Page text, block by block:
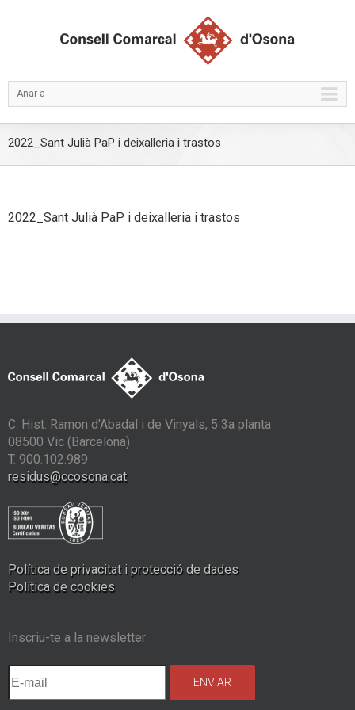
Anar a
2022_Sant Julià PaP i deixalleria i trastos
2022_Sant Julià PaP i deixalleria i trastos
C. Hist. Ramon d'Abadal i de Vinyals, 5 3a planta
08500 Vic (Barcelona)
T. 900.102.989
residus@ccosona.cat
Política de privacitat i protecció de dades
Política de cookies
Inscriu-te a la newsletter